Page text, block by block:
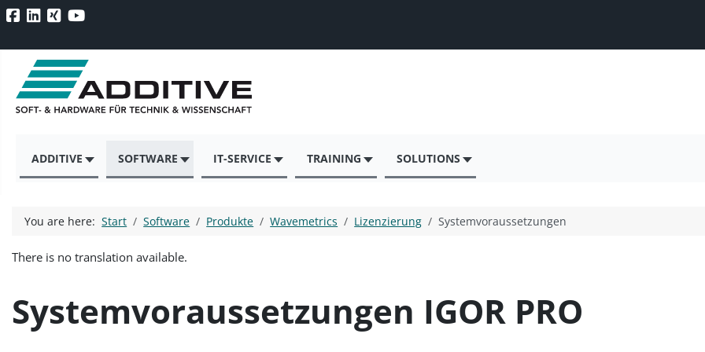
ADDITIVE SOFTWARE IT-SERVICE TRAINING SOLUTIONS
You are here:Start Software Produkte Wavemetrics Lizenzierung Systemvoraussetzungen
There is no translation available.
Systemvoraussetzungen IGOR PRO